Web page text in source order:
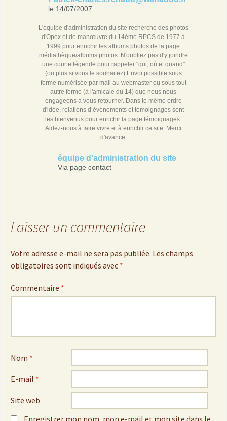
le 14/07/2007
L'équipe d'administration du site recherche des photos
d'Opex et de manœuvre du 14ème RPCS de 1977 à
1999 pour enrichir les albums photos de la page
médiathèque/albums photos. N'oubliez pas d'y joindre
une courte légende pour rappeler "qui, où et quand"
(ou plus si vous le souhaitez) Envoi possible sous
forme numérisée par mail au webmaster ou sous tout
autre forme (à l'amicale du 14) que nous nous
engageons à vous retourner. Dans le même ordre
d'idée, relations d’événements et témoignages sont
les bienvenus pour enrichir la page témoignages.
Aidez-nous à faire vivre et à enrichir ce site. Merci
d'avance.
équipe d'administration du site
Via page contact
Laisser un commentaire
Votre adresse e-mail ne sera pas publiée. Les champs
obligatoires sont indiqués avec *
Commentaire *
Nom *
E-mail *
Site web
Enregistrer mon nom, mon e-mail et mon site dans le